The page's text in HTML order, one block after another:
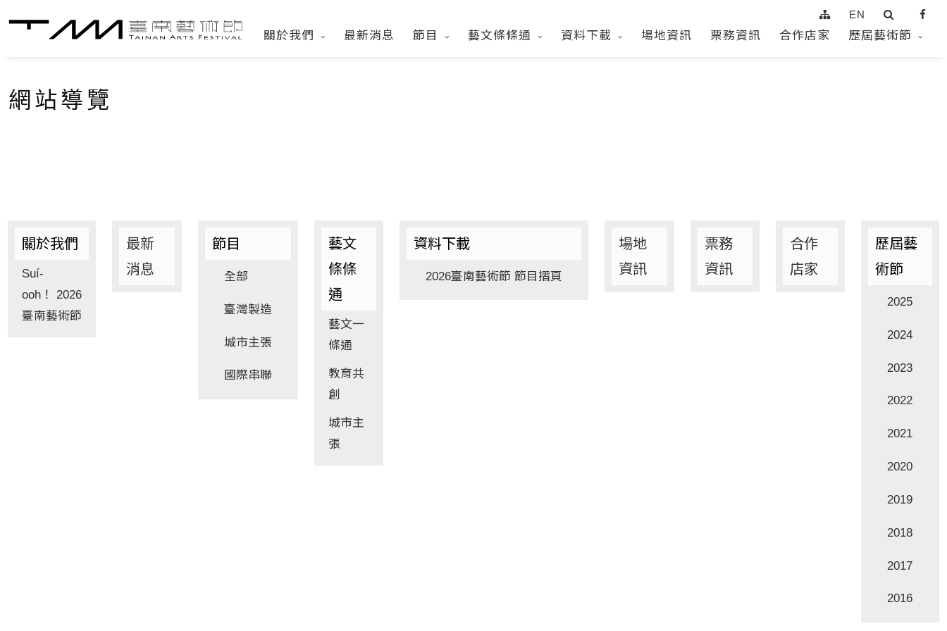
EN
關於我們 最新消息 節目 藝文條條通 資料下載 場地資訊 票務資訊 合作店家 歷屆藝術節
網站導覽
關於我們
Suí-
ooh！ 2026
臺南藝術節
最新
消息
節目
全部
臺灣製造
城市主張
國際串聯
藝文
條條
通
藝文一
條通
教育共
創
城市主
張
資料下載
2026臺南藝術節 節目摺頁
場地
資訊
票務
資訊
合作
店家
歷屆藝
術節
2025
2024
2023
2022
2021
2020
2019
2018
2017
2016